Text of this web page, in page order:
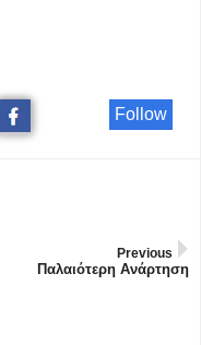
Follow
Previous
Παλαιότερη Ανάρτηση